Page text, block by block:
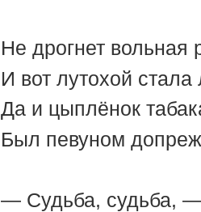
Не дрогнет вольная
И вот лутохой стала
Да и цыплёнок
Был певуном
— Судьба, судьба,